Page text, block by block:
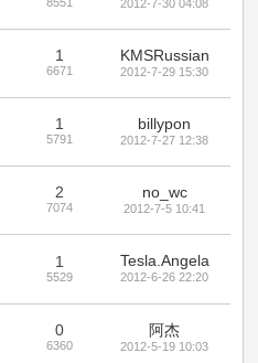
2012-7-30 04:08
1
6671
KMSRussian
2012-7-29 15:30
1
5791
billypon
2012-7-27 12:38
2
7074
no_wc
2012-7-5 10:41
1
5529
Tesla.Angela
2012-6-26 22:20
0
6360
阿杰
2012-5-19 10:03